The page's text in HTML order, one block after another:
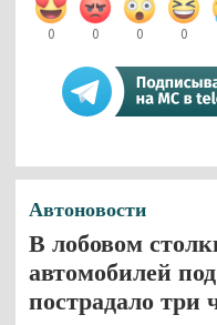
0 0 0 0
Автоновости
В лобовом
автомобилей
пострадало